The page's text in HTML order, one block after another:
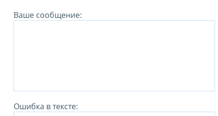
Ваше сообщение:
Ошибка в тексте: